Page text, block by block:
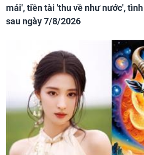
mái', tiền tài 'thu về như nước',
sau ngày 7/8/2026